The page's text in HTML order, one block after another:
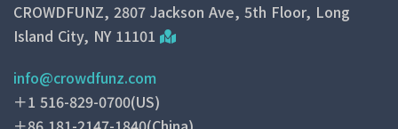
CROWDFUNZ, 2807 Jackson Ave, 5th Floor, Long
Island City, NY 11101
info@crowdfunz.com
＋1 516-829-0700(US)